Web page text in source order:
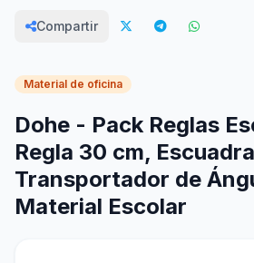
Compartir
Material de oficina
Dohe - Pack Reglas
Regla 30 cm,
Transportador de
Material Escolar